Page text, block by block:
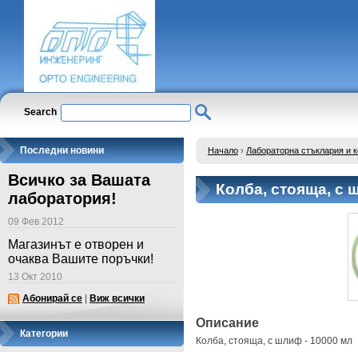
Search
Последни новини
Всичко за Вашата
лаборатория!
09 Фев 2012
Магазинът е отворен и
очаква Вашите поръчки!
13 Окт 2010
Абонирай се
Виж всички
Категории
Начало › Лабораторна стъклария и
Колба, стояща, с
Описание
Колба, стояща, с шлиф - 10000 мл